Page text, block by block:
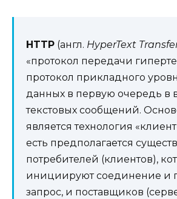
HTTP (англ. HyperText
«протокол передачи
протокол прикладного
данных в первую очередь в
текстовых сообщений.
является технология
есть предполагается
потребителей (клиентов),
инициируют соединение и
запрос, и поставщиков